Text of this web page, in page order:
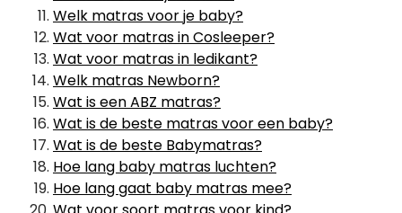
Welk matras voor je baby?
Wat voor matras in Cosleeper?
Wat voor matras in ledikant?
Welk matras Newborn?
Wat is een ABZ matras?
Wat is de beste matras voor een baby?
Wat is de beste Babymatras?
Hoe lang baby matras luchten?
Hoe lang gaat baby matras mee?